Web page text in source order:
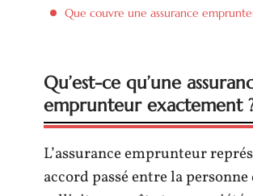
Que couvre une assurance
Qu’est-ce qu’une
emprunteur exactement
L’assurance emprunteur
accord passé entre la personne